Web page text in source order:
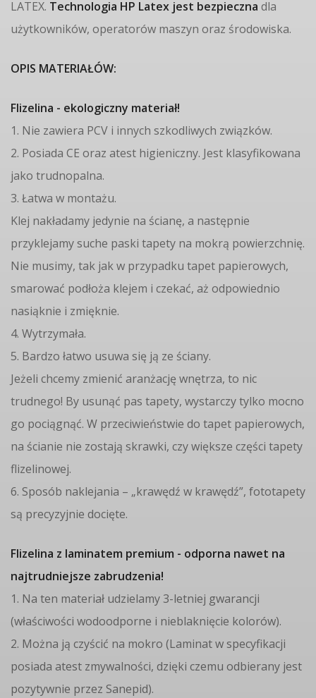
LATEX. Technologia HP Latex jest bezpieczna dla
użytkowników, operatorów maszyn oraz środowiska.
OPIS MATERIAŁÓW:
Flizelina - ekologiczny materiał!
1. Nie zawiera PCV i innych szkodliwych związków.
2. Posiada CE oraz atest higieniczny. Jest klasyfikowana
jako trudnopalna.
3. Łatwa w montażu.
Klej nakładamy jedynie na ścianę, a następnie
przyklejamy suche paski tapety na mokrą powierzchnię.
Nie musimy, tak jak w przypadku tapet papierowych,
smarować podłoża klejem i czekać, aż odpowiednio
nasiąknie i zmięknie.
4. Wytrzymała.
5. Bardzo łatwo usuwa się ją ze ściany.
Jeżeli chcemy zmienić aranżację wnętrza, to nic
trudnego! By usunąć pas tapety, wystarczy tylko mocno
go pociągnąć. W przeciwieństwie do tapet papierowych,
na ścianie nie zostają skrawki, czy większe części tapety
flizelinowej.
6. Sposób naklejania – „krawędź w krawędź”, fototapety
są precyzyjnie docięte.
Flizelina z laminatem premium - odporna nawet na
najtrudniejsze zabrudzenia!
1. Na ten materiał udzielamy 3-letniej gwarancji
(właściwości wodoodporne i nieblaknięcie kolorów).
2. Można ją czyścić na mokro (Laminat w specyfikacji
posiada atest zmywalności, dzięki czemu odbierany jest
pozytywnie przez Sanepid).